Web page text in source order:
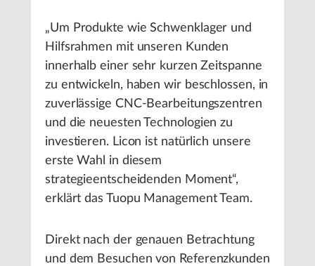
„Um Produkte wie Schwenklager und
Hilfsrahmen mit unseren Kunden
innerhalb einer sehr kurzen Zeitspanne
zu entwickeln, haben wir beschlossen, in
zuverlässige CNC-Bearbeitungszentren
und die neuesten Technologien zu
investieren. Licon ist natürlich unsere
erste Wahl in diesem
strategieentscheidenden Moment“,
erklärt das Tuopu Management Team.
Direkt nach der genauen Betrachtung
und dem Besuchen von Referenzkunden